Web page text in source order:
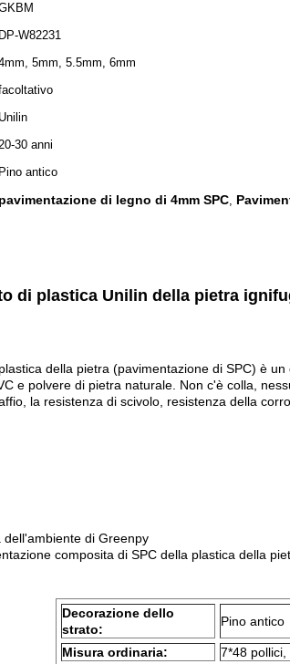
DP-W82231
5mm, 5.5mm, 6mm
Unilin
30 anni
Pino antico
pavimentazione di legno di 4mm SPC,
di plastica Unilin della pietra
della pietra (pavimentazione di SPC) è
e polvere di pietra naturale. Non c'è colla,
la resistenza di scivolo, resistenza della
di Greenpy
composita di SPC della plastica della
Decorazione dello
strato:
Pino antico
Misura ordinaria:
7*48